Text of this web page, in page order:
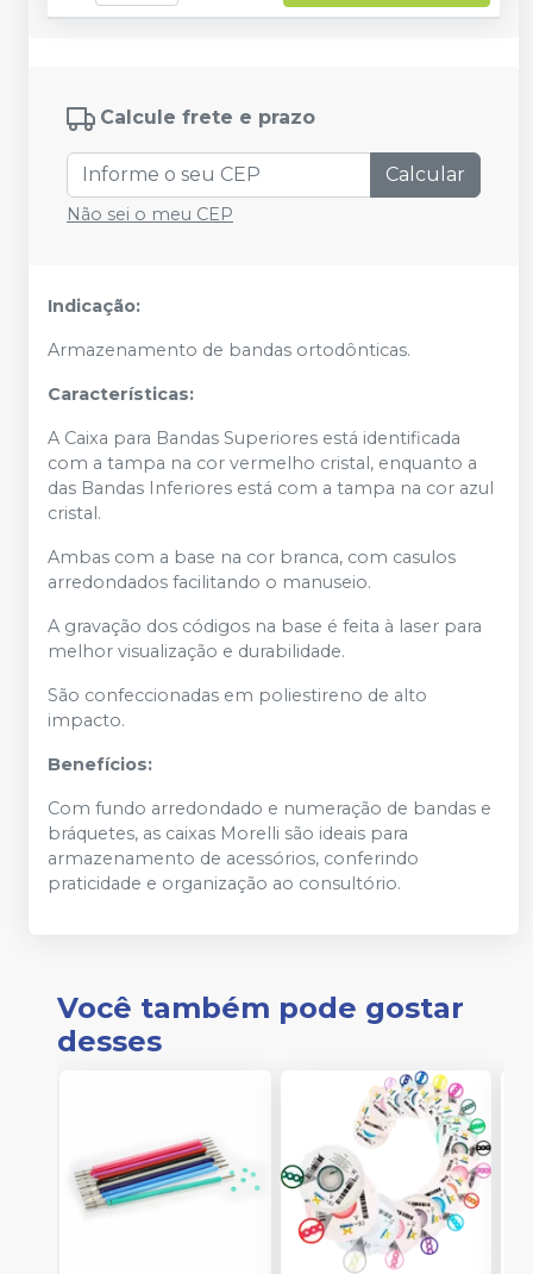
Calcule frete e prazo
Calcular
Não sei o meu CEP
Indicação:
Armazenamento de bandas ortodônticas.
Características:
A Caixa para Bandas Superiores está identificada
com a tampa na cor vermelho cristal, enquanto a
das Bandas Inferiores está com a tampa na cor azul
cristal.
Ambas com a base na cor branca, com casulos
arredondados facilitando o manuseio.
A gravação dos códigos na base é feita à laser para
melhor visualização e durabilidade.
São confeccionadas em poliestireno de alto
impacto.
Benefícios:
Com fundo arredondado e numeração de bandas e
bráquetes, as caixas Morelli são ideais para
armazenamento de acessórios, conferindo
praticidade e organização ao consultório.
Você também pode gostar
desses